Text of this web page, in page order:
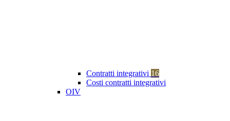
Contratti integrativi 16
Costi contratti integrativi
OIV